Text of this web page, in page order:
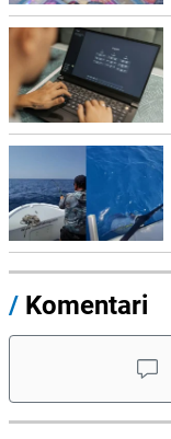
/ Komentari